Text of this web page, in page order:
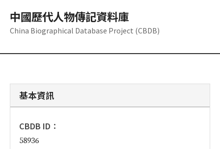
中國歷代人物傳記資料庫
China Biographical Database Project (CBDB)
基本資訊
CBDB ID：
58936